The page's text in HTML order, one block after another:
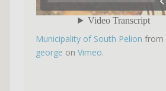
Municipality of South Pelion from
george on Vimeo.